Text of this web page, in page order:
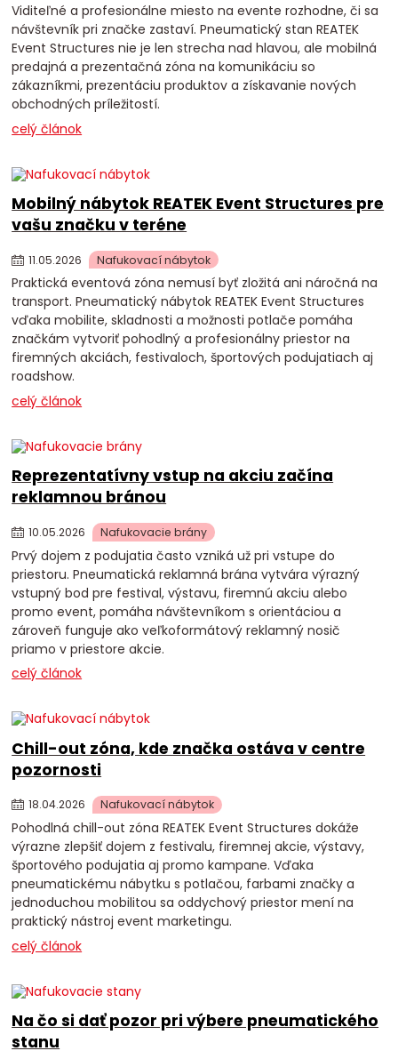
Viditeľné a profesionálne miesto na evente rozhodne, či sa
návštevník pri značke zastaví. Pneumatický stan REATEK
Event Structures nie je len strecha nad hlavou, ale mobilná
predajná a prezentačná zóna na komunikáciu so
zákazníkmi, prezentáciu produktov a získavanie nových
obchodných príležitostí.
celý článok
Mobilný nábytok REATEK Event Structures pre
vašu značku v teréne
11.05.2026 Nafukovací nábytok
Praktická eventová zóna nemusí byť zložitá ani náročná na
transport. Pneumatický nábytok REATEK Event Structures
vďaka mobilite, skladnosti a možnosti potlače pomáha
značkám vytvoriť pohodlný a profesionálny priestor na
firemných akciách, festivaloch, športových podujatiach aj
roadshow.
celý článok
Reprezentatívny vstup na akciu začína
reklamnou bránou
10.05.2026 Nafukovacie brány
Prvý dojem z podujatia často vzniká už pri vstupe do
priestoru. Pneumatická reklamná brána vytvára výrazný
vstupný bod pre festival, výstavu, firemnú akciu alebo
promo event, pomáha návštevníkom s orientáciou a
zároveň funguje ako veľkoformátový reklamný nosič
priamo v priestore akcie.
celý článok
Chill-out zóna, kde značka ostáva v centre
pozornosti
18.04.2026 Nafukovací nábytok
Pohodlná chill-out zóna REATEK Event Structures dokáže
výrazne zlepšiť dojem z festivalu, firemnej akcie, výstavy,
športového podujatia aj promo kampane. Vďaka
pneumatickému nábytku s potlačou, farbami značky a
jednoduchou mobilitou sa oddychový priestor mení na
praktický nástroj event marketingu.
celý článok
Na čo si dať pozor pri výbere pneumatického
stanu